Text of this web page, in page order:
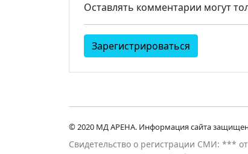
Оставлять комментарии могут
Зарегистрироваться
© 2020 МД АРЕНА. Информация сайта
Свидетельство о регистрации СМИ: ***